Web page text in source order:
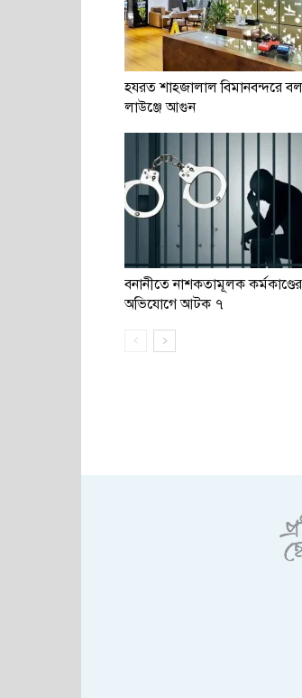
হযরত শাহজালাল বিমানবন্দরে
লাউঞ্জে আগুন
বনানীতে নাশকতামূলক কর্মকাণ্ডের
অভিযোগে আটক ৭